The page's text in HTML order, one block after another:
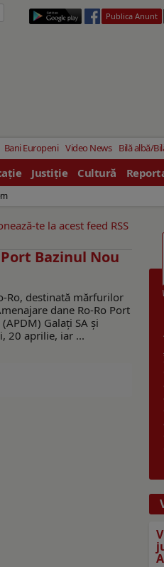
Publica Anunt
Bani Europeni Video News Bilă albă/
Justiție Cultură
te la acest feed RSS
Bazinul Nou
Ro, destinată mărfurilor
dane Ro-Ro Port
Galați SA și
20 aprilie, iar ...